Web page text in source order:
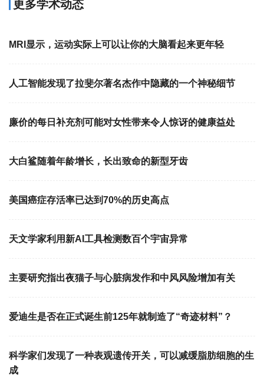
更多学术动态
MRI显示，运动实际上可以让你的大脑看起来更年轻
人工智能发现了拉斐尔著名杰作中隐藏的一个神秘细节
廉价的每日补充剂可能对女性带来令人惊讶的健康益处
大白鲨随着年龄增长，长出致命的新型牙齿
美国癌症存活率已达到70%的历史高点
天文学家利用新AI工具检测数百个宇宙异常
主要研究指出夜猫子与心脏病发作和中风风险增加有关
爱迪生是否在正式诞生前125年就制造了“奇迹材料”？
科学家们发现了一种表观遗传开关，可以减缓脂肪细胞的生
成